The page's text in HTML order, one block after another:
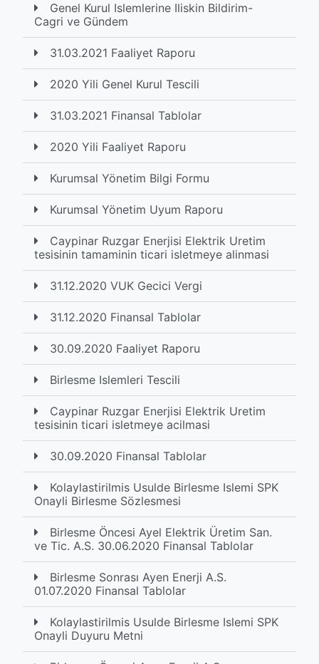
Genel Kurul Islemlerine Iliskin Bildirim-
Cagri ve Gündem
31.03.2021 Faaliyet Raporu
2020 Yili Genel Kurul Tescili
31.03.2021 Finansal Tablolar
2020 Yili Faaliyet Raporu
Kurumsal Yönetim Bilgi Formu
Kurumsal Yönetim Uyum Raporu
Caypinar Ruzgar Enerjisi Elektrik Uretim
tesisinin tamaminin ticari isletmeye alinmasi
31.12.2020 VUK Gecici Vergi
31.12.2020 Finansal Tablolar
30.09.2020 Faaliyet Raporu
Birlesme Islemleri Tescili
Caypinar Ruzgar Enerjisi Elektrik Uretim
tesisinin ticari isletmeye acilmasi
30.09.2020 Finansal Tablolar
Kolaylastirilmis Usulde Birlesme Islemi SPK
Onayli Birlesme Sözlesmesi
Birlesme Öncesi Ayel Elektrik Üretim San.
ve Tic. A.S. 30.06.2020 Finansal Tablolar
Birlesme Sonrası Ayen Enerji A.S.
01.07.2020 Finansal Tablolar
Kolaylastirilmis Usulde Birlesme Islemi SPK
Onayli Duyuru Metni